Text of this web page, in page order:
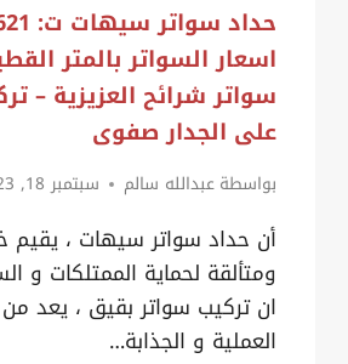
حداد
اسعار السواتر بالمتر
سواتر شرائح العزيزية –
على الجدار صفوى
بواسطة عبدالله سالم سبتمبر 18, 2023
أن حداد سواتر سيهات ، يقيم
ومتألقة لحماية الممتلكات و
ان تركيب سواتر بقيق ، يعد
العملية و الجذابة…